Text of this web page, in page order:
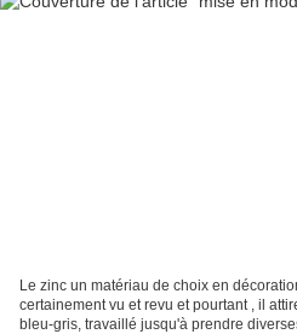
Le zinc un matériau de choix en
certainement vu et revu et pourtant , il
bleu-gris, travaillé jusqu'à prendre